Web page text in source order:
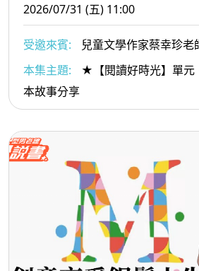
2026/07/31 (五) 11:00
受邀來賓:
兒童文學作家蔡幸珍老
本集主題:
★【閱讀好時光】單元
本故事分享